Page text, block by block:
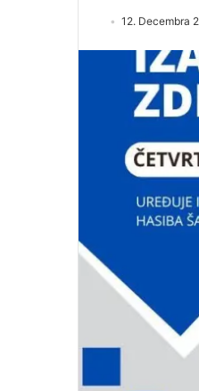
12. Decembra